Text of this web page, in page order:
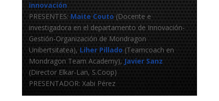
innovación
PRESENTES: Maite Couto(Docente e
investigadora en el departamento de Innovación-
Gestión-Organización de Mondragon
Unibertsitatea), Liher Pillado (Teamcoach en
Mondragon Team Academy),Javier Sanz
(Director Elkar-Lan, S.Coop)
PRESENTADOR: Xabi Pérez